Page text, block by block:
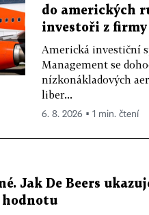
do amerických
investoři z
Americká investiční
Management se
nízkonákladových
liber...
6. 8. 2026 ▪ 1 min. čtení
Jak De Beers